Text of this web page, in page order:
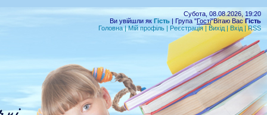
Субота, 08.08.2026, 19:20
Ви увійшли як Гість | Група "Гості"Вітаю ВасГість
Головна|Мій профіль | Реєстрація| Вихід|Вхід |RSS